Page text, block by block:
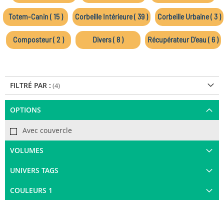
Totem-Canin ( 15 ) Corbeille Intérieure ( 39 ) Corbeille Urbaine ( 3 )
Composteur ( 2 ) Divers ( 8 ) Récupérateur D’eau ( 6 )
FILTRÉ PAR :
OPTIONS
Avec couvercle
VOLUMES
UNIVERS TAGS
COULEURS 1